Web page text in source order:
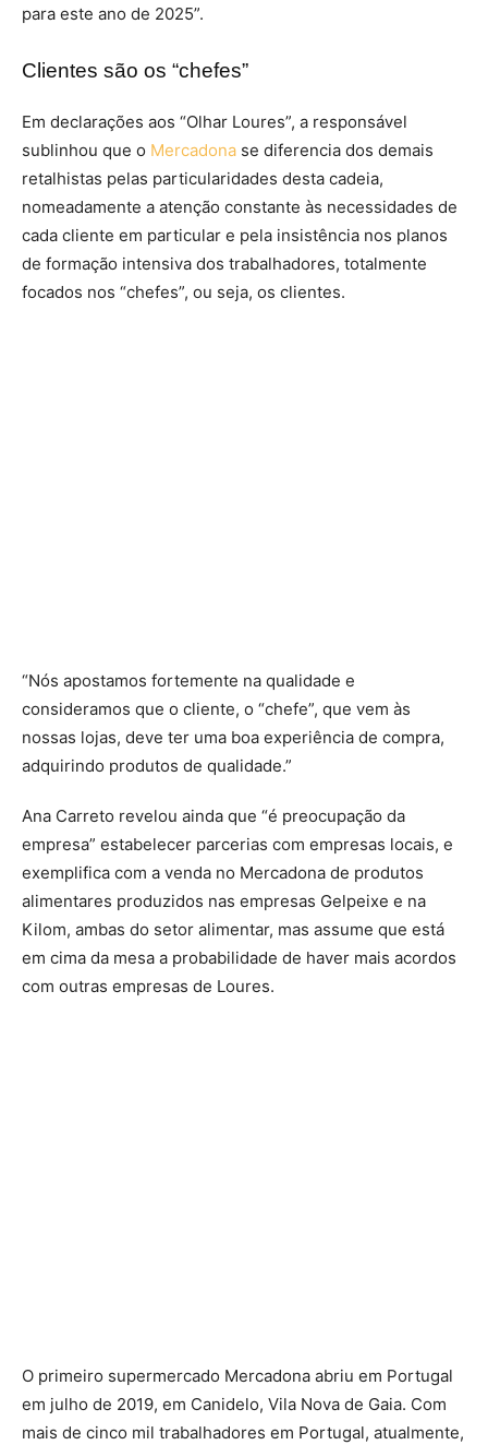
para este ano de 2025”.
Clientes são os “chefes”
Em declarações aos “Olhar Loures”, a responsável
sublinhou que o Mercadona se diferencia dos demais
retalhistas pelas particularidades desta cadeia,
nomeadamente a atenção constante às necessidades de
cada cliente em particular e pela insistência nos planos
de formação intensiva dos trabalhadores, totalmente
focados nos “chefes”, ou seja, os clientes.
“Nós apostamos fortemente na qualidade e
consideramos que o cliente, o “chefe”, que vem às
nossas lojas, deve ter uma boa experiência de compra,
adquirindo produtos de qualidade.”
Ana Carreto revelou ainda que “é preocupação da
empresa” estabelecer parcerias com empresas locais, e
exemplifica com a venda no Mercadona de produtos
alimentares produzidos nas empresas Gelpeixe e na
Kilom, ambas do setor alimentar, mas assume que está
em cima da mesa a probabilidade de haver mais acordos
com outras empresas de Loures.
O primeiro supermercado Mercadona abriu em Portugal
em julho de 2019, em Canidelo, Vila Nova de Gaia. Com
mais de cinco mil trabalhadores em Portugal, atualmente,